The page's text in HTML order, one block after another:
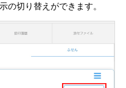
の切り替えができます。